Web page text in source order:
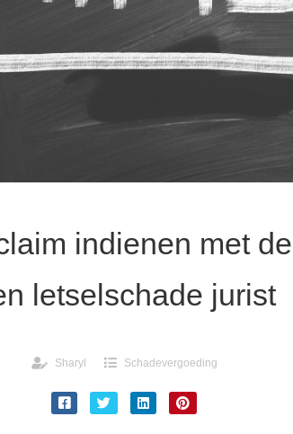
indienen met
letselschade jurist
Sharyl Schadevergoeding